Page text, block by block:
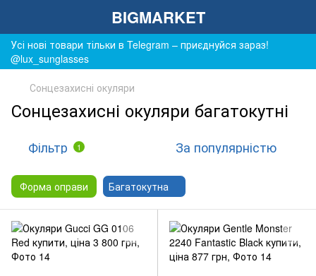
BIGMARKET
Усі нові товари тільки в Telegram – приєднуйся зараз!
@lux_sunglasses
Сонцезахисні окуляри
Сонцезахисні окуляри багатокутні
Фільтр 1 За популярністю
Форма оправи Багатокутна